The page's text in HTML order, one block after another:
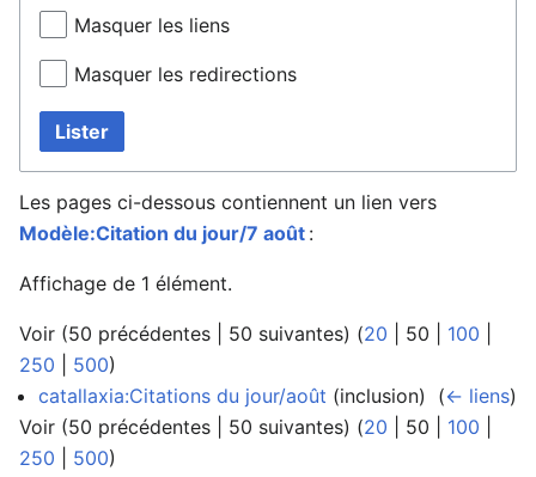
Masquer les liens
Masquer les redirections
Lister
Les pages ci-dessous contiennent un lien vers
Modèle:Citation du jour/7 août :
Affichage de 1 élément.
Voir (50 précédentes 50 suivantes) (20 50 100
250
500)
catallaxia:Citations du jour/août (inclusion) ‎ (← liens)
Voir (50 précédentes 50 suivantes) (20 50 100
250
500)